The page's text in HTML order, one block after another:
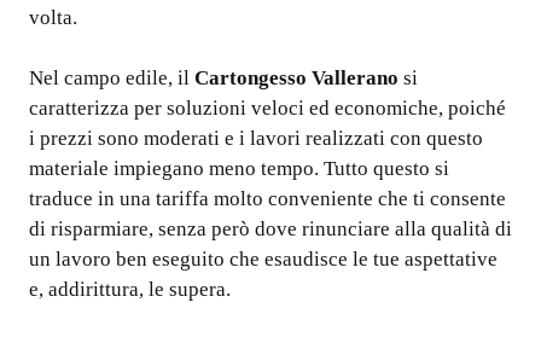
volta.
Nel campo edile, il Cartongesso Vallerano si
caratterizza per soluzioni veloci ed economiche, poiché
i prezzi sono moderati e i lavori realizzati con questo
materiale impiegano meno tempo. Tutto questo si
traduce in una tariffa molto conveniente che ti consente
di risparmiare, senza però dove rinunciare alla qualità di
un lavoro ben eseguito che esaudisce le tue aspettative
e, addirittura, le supera.